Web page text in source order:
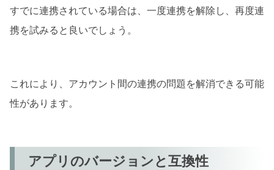
すでに連携されている場合は、一度連携を解除し、再度連
携を試みると良いでしょう。
これにより、アカウント間の連携の問題を解消できる可能
性があります。
アプリのバージョンと互換性